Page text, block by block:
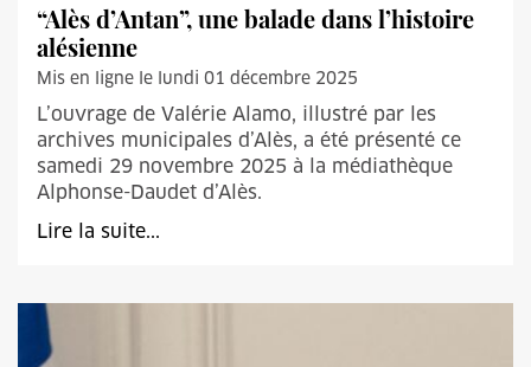
“Alès d’Antan”, une balade dans l’histoire
alésienne
Mis en ligne le lundi 01 décembre 2025
L’ouvrage de Valérie Alamo, illustré par les
archives municipales d’Alès, a été présenté ce
samedi 29 novembre 2025 à la médiathèque
Alphonse-Daudet d’Alès.
Lire la suite...